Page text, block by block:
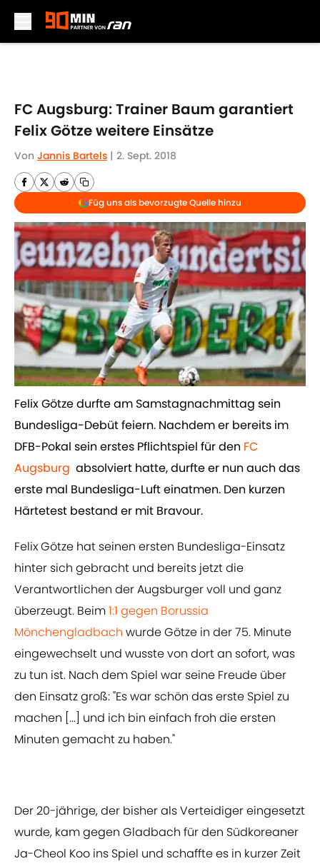
FC Augsburg: Trainer Baum garantiert
Felix Götze weitere Einsätze
Von Jannis Bartels | 2. Sept. 2018
Füg uns als bevorzugte Quelle hinzu
Felix Götze durfte am Samstagnachmittag sein
Bundesliga-Debüt feiern. Nachdem er bereits im
DFB-Pokal sein erstes Pflichtspiel für den​ FC
Augsburg absolviert hatte, durfte er nun auch das
erste mal Bundesliga-Luft einatmen. Den kurzen
Härtetest bestand er mit Bravour.
Felix Götze hat seinen ersten Bundesliga-Einsatz
hinter sich gebracht und bereits jetzt die
Verantwortlichen der Augsburger voll und ganz
überzeugt. Beim​1:1 gegen Borussia
Mönchengladbach wurde Götze in der 75. Minute
eingewechselt und wusste von dort an sofort, was
zu tun ist. Nach dem Spiel war seine Freude über
den Einsatz groß: "Es war schön das erste Spiel zu
machen [...] und ich bin einfach froh die ersten
Minuten gemacht zu haben."
Der 20-jährige, der bisher als Verteidiger eingesetzt
wurde, kam gegen Gladbach für den Südkoreaner
Ja-Cheol Koo ins Spiel und schaffte es in kurzer Zeit